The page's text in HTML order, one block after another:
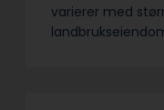
varierer med